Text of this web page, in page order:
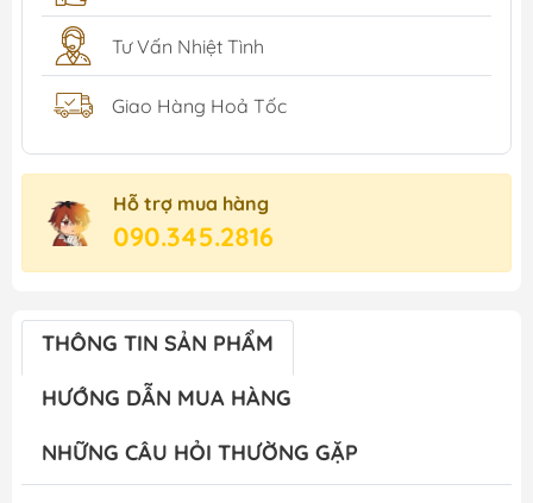
Tư Vấn Nhiệt Tình
Giao Hàng Hoả Tốc
Hỗ trợ mua hàng
090.345.2816
THÔNG TIN SẢN PHẨM
HƯỚNG DẪN MUA HÀNG
NHỮNG CÂU HỎI THƯỜNG GẶP